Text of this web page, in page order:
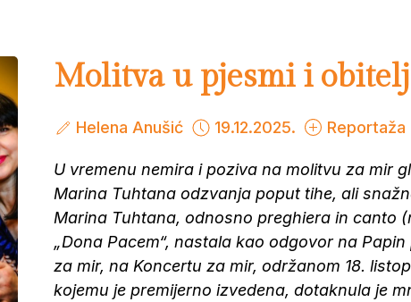
Molitva u pjesmi i
Helena Anušić 19.12.2025. Reportaža
U vremenu nemira i poziva na molitvu za mir
Marina Tuhtana odzvanja poput tihe, ali
Marina Tuhtana, odnosno preghiera in canto
„Dona Pacem“, nastala kao odgovor na
za mir, na Koncertu za mir, održanom 18.
kojemu je premijerno izvedena, dotaknula je